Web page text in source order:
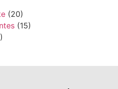
(20)
(15)